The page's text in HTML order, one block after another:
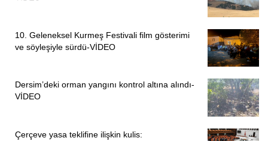
10. Geleneksel Kurmeş Festivali film gösterimi
ve söyleşiyle sürdü-VİDEO
Dersim’deki orman yangını kontrol altına alındı-
VİDEO
Çerçeve yasa teklifine ilişkin kulis: